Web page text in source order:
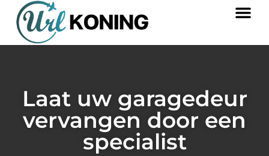
Laat uw garagedeur
vervangen door een
specialist